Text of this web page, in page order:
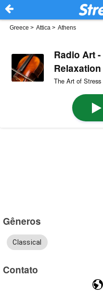
Greece > Attica > Athens
Radio Art
Relaxation
The Art of Stress
Gêneros
Classical
Contato